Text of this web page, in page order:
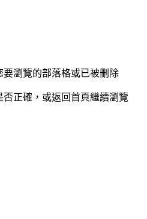
要瀏覽的部落格或已被刪除
否正確，或返回首頁繼續瀏覽